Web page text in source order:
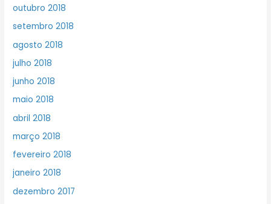
outubro 2018
setembro 2018
agosto 2018
julho 2018
junho 2018
maio 2018
abril 2018
março 2018
fevereiro 2018
janeiro 2018
dezembro 2017